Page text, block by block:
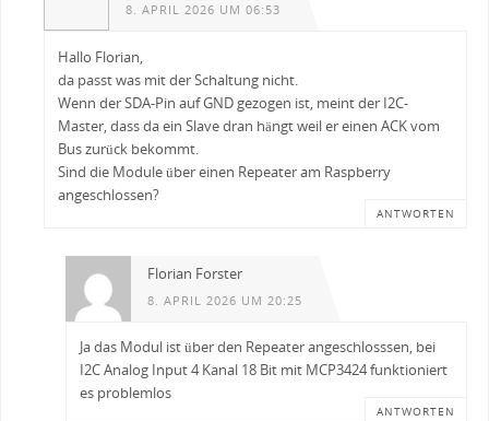
8. APRIL 2026 UM 06:53
Hallo Florian,
da passt was mit der Schaltung nicht.
Wenn der SDA-Pin auf GND gezogen ist, meint der I2C-
Master, dass da ein Slave dran hängt weil er einen ACK vom
Bus zurück bekommt.
Sind die Module über einen Repeater am Raspberry
angeschlossen?
ANTWORTEN
Florian Forster
8. APRIL 2026 UM 20:25
Ja das Modul ist über den Repeater angeschlosssen, bei
I2C Analog Input 4 Kanal 18 Bit mit MCP3424 funktioniert
es problemlos
ANTWORTEN